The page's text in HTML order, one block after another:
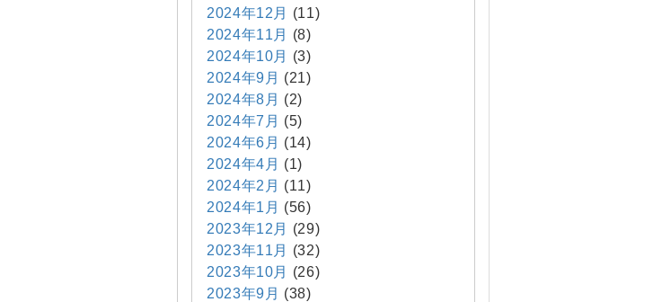
2024年12月
(11)
2024年11月
(8)
2024年10月
(3)
2024年9月 (21)
2024年8月 (2)
2024年7月 (5)
2024年6月 (14)
2024年4月 (1)
2024年2月 (11)
2024年1月 (56)
2023年12月
(29)
2023年11月
(32)
2023年10月
(26)
2023年9月 (38)